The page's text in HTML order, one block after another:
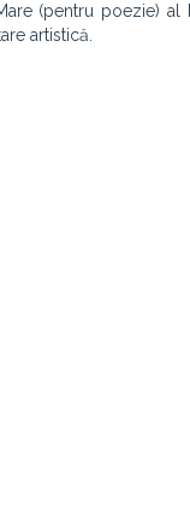
(pentru poezie) al
artistică.